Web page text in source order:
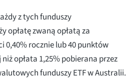
z tych funduszy
opłatę zwaną opłatą za
0,40% rocznie lub 40 punktów
opłata 1,25% pobierana przez
funduszy ETF w Australii.